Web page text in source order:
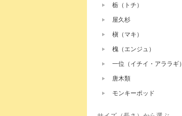
栃（トチ）
屋久杉
槇（マキ）
槐（エンジュ）
一位（イチイ・アララギ）
唐木類
モンキーポッド